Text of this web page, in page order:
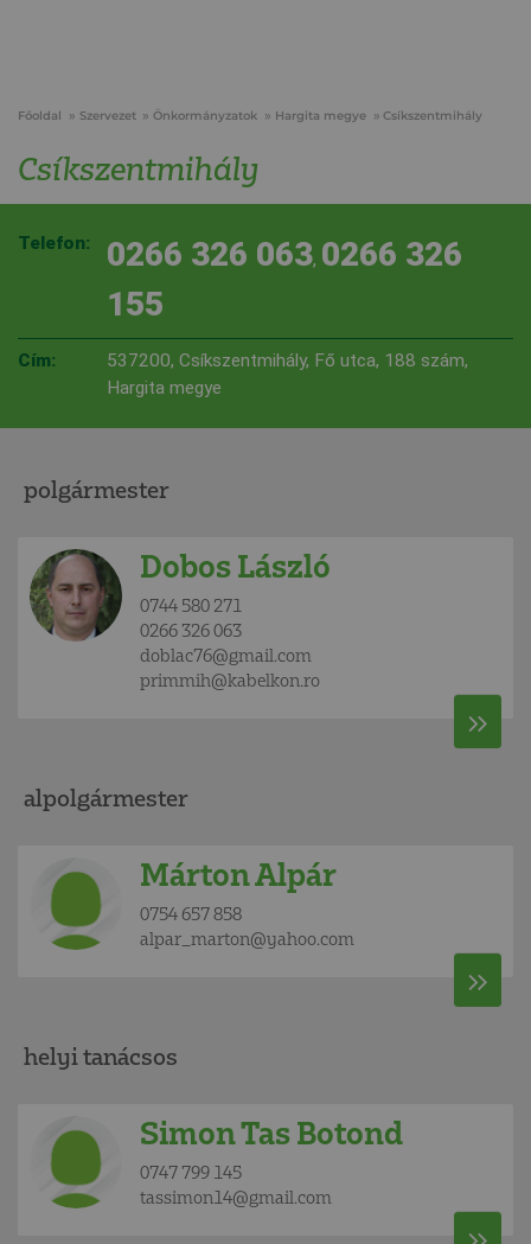
Főoldal Szervezet Önkormányzatok Hargita megye Csíkszentmihály
Csíkszentmihály
Telefon: 0266 326 063, 0266 326
155
Cím:
537200, Csíkszentmihály, Fő utca, 188 szám,
Hargita megye
polgármester
Dobos László
0744 580 271
0266 326 063
doblac76@gmail.com
primmih@kabelkon.ro
alpolgármester
Márton Alpár
0754 657 858
alpar_marton@yahoo.com
helyi tanácsos
Simon Tas Botond
0747 799 145
tassimon14@gmail.com